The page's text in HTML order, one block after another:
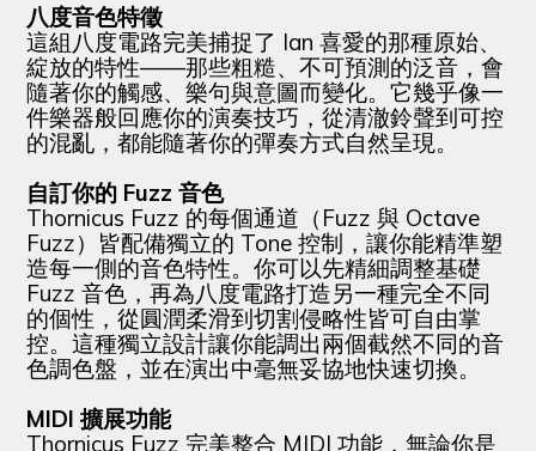
八度音色特徵
這組八度電路完美捕捉了 Ian 喜愛的那種原始、
綻放的特性——那些粗糙、不可預測的泛音，會
隨著你的觸感、樂句與意圖而變化。它幾乎像一
件樂器般回應你的演奏技巧，從清澈鈴聲到可控
的混亂，都能隨著你的彈奏方式自然呈現。
自訂你的 Fuzz 音色
Thornicus Fuzz 的每個通道（Fuzz 與 Octave
Fuzz）皆配備獨立的 Tone 控制，讓你能精準塑
造每一側的音色特性。你可以先精細調整基礎
Fuzz 音色，再為八度電路打造另一種完全不同
的個性，從圓潤柔滑到切割侵略性皆可自由掌
控。這種獨立設計讓你能調出兩個截然不同的音
色調色盤，並在演出中毫無妥協地快速切換。
MIDI 擴展功能
Thornicus Fuzz 完美整合 MIDI 功能，無論你是